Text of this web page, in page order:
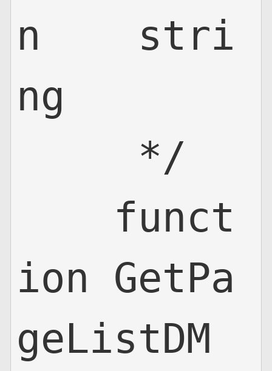
n    stri
ng
*/
funct
ion GetPa
geListDM